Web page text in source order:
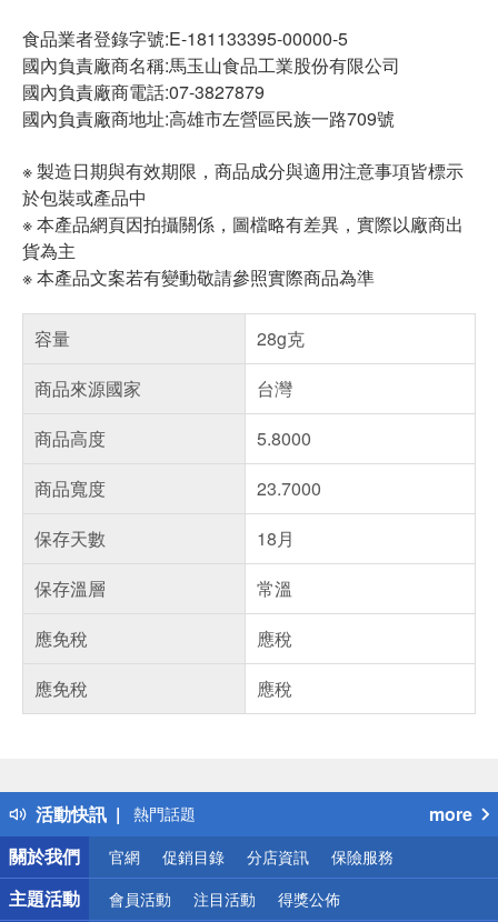
食品業者登錄字號:E-181133395-00000-5
國內負責廠商名稱:馬玉山食品工業股份有限公司
國內負責廠商電話:07-3827879
國內負責廠商地址:高雄市左營區民族一路709號
※ 製造日期與有效期限，商品成分與適用注意事項皆標示
於包裝或產品中
※ 本產品網頁因拍攝關係，圖檔略有差異，實際以廠商出
貨為主
※ 本產品文案若有變動敬請參照實際商品為準
容量
28g克
商品來源國家
台灣
商品高度
5.8000
商品寬度
23.7000
保存天數
18月
保存溫層
常溫
應免稅
應稅
應免稅
應稅
活動快訊
得獎公告
熱門話題
銀行優惠
偏遠地區配送
詐騙網頁！請小心！
more
關於我們
官網 促銷目錄 分店資訊 保險服務
主題活動 會員活動 注目活動 得獎公佈